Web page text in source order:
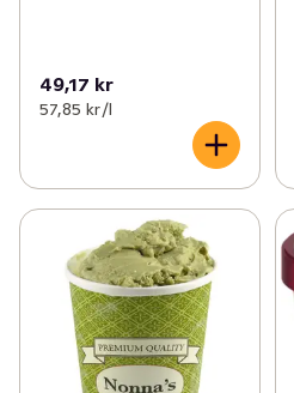
49,17 kr
57,85 kr /l